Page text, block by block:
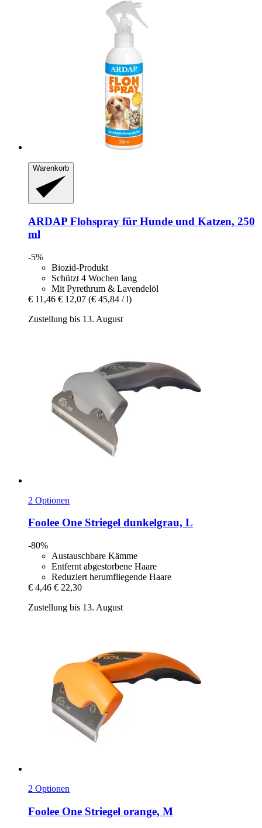
Warenkorb
ARDAP Flohspray für Hunde und Katzen, 250
ml
-5%
Biozid-Produkt
Schützt 4 Wochen lang
Mit Pyrethrum & Lavendelöl
€ 11,46 € 12,07 (€ 45,84 / l)
Zustellung bis 13. August
2 Optionen
Foolee One Striegel dunkelgrau, L
-80%
Austauschbare Kämme
Entfernt abgestorbene Haare
Reduziert herumfliegende Haare
€ 4,46 € 22,30
Zustellung bis 13. August
2 Optionen
Foolee One Striegel orange, M